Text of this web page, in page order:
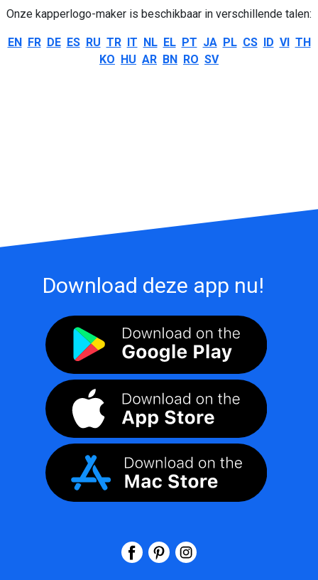
Onze kapperlogo-maker is beschikbaar in verschillende talen:
EN FR DE ES RU TR IT NL EL PT JA PL CS ID VI TH
KO HU AR BN RO SV
Download deze app nu!